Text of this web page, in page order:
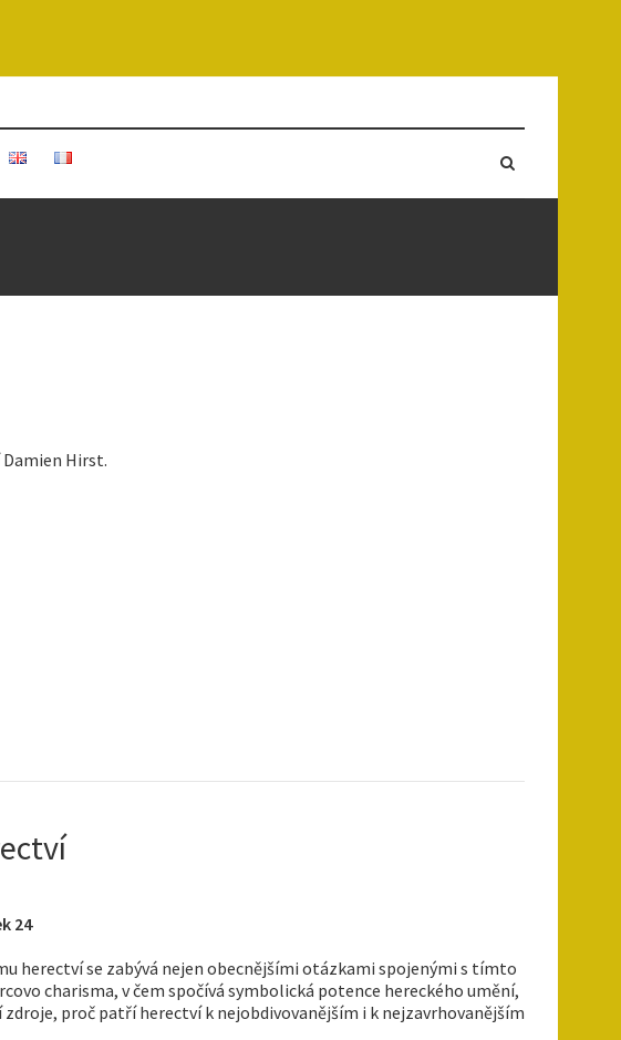
Hirst.
24
herectví se zabývá nejen obecnějšími otázkami spojenými s tímto
charisma, v čem spočívá symbolická potence hereckého umění,
proč patří herectví k nejobdivovanějším i k nejzavrhovanějším